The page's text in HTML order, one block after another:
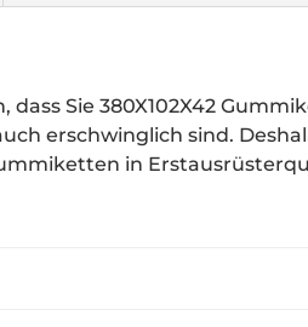
Sie 380X102X42
erschwinglich sind.
in